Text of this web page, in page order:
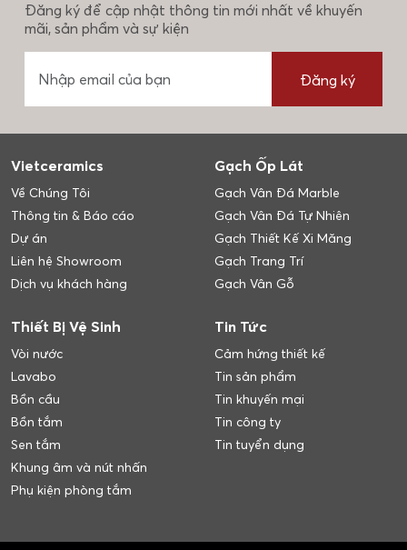
Đăng ký để cập nhật thông tin mới nhất về khuyến
mãi, sản phẩm và sự kiện
Đăng ký
Vietceramics
Về Chúng Tôi
Thông tin & Báo cáo
Dự án
Liên hệ Showroom
Dịch vụ khách hàng
Gạch Ốp Lát
Gạch Vân Đá Marble
Gạch Vân Đá Tự Nhiên
Gạch Thiết Kế Xi Măng
Gạch Trang Trí
Gạch Vân Gỗ
Thiết Bị Vệ Sinh
Vòi nước
Lavabo
Bồn cầu
Bồn tắm
Sen tắm
Khung âm và nút nhấn
Phụ kiện phòng tắm
Tin Tức
Cảm hứng thiết kế
Tin sản phẩm
Tin khuyến mại
Tin công ty
Tin tuyển dụng